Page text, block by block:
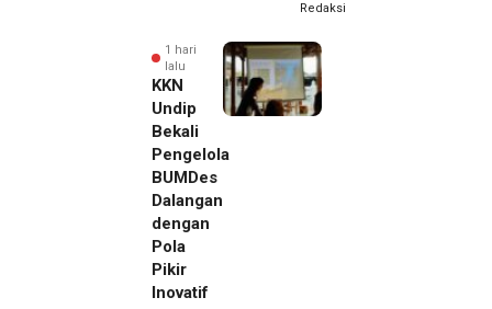
Redaksi
1 hari
lalu
KKN
Undip
Bekali
Pengelola
BUMDes
Dalangan
dengan
Pola
Pikir
Inovatif